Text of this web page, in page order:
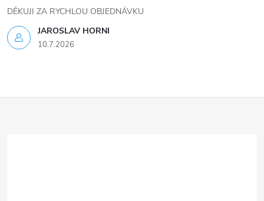
JAROSLAV HORNI
10.7.2026
DĚKUJI ZA RYCHLOU OBJEDNÁVKU